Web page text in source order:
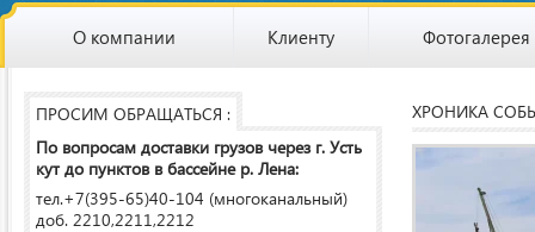
О компании Клиенту Фотогалерея
ПРОСИМ ОБРАЩАТЬСЯ :
По вопросам доставки грузов через г. Усть
кут до пунктов в бассейне р. Лена:
тел.+7(395-65)40-104 (многоканальный)
доб. 2210,2211,2212
ХРОНИКА